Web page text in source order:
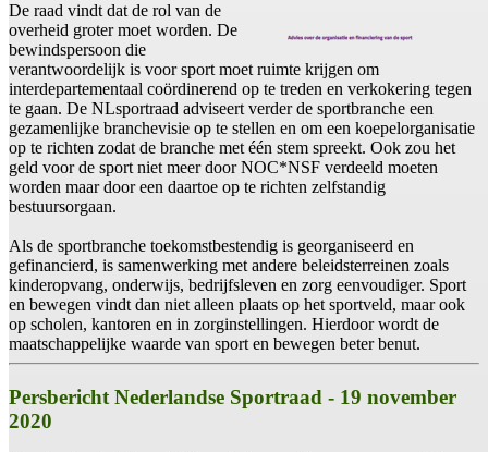
De raad vindt dat de rol van de
overheid groter moet worden. De
bewindspersoon die
verantwoordelijk is voor sport moet ruimte krijgen om
interdepartementaal coördinerend op te treden en verkokering tegen
te gaan. De NLsportraad adviseert verder de sportbranche een
gezamenlijke branchevisie op te stellen en om een koepelorganisatie
op te richten zodat de branche met één stem spreekt. Ook zou het
geld voor de sport niet meer door NOC*NSF verdeeld moeten
worden maar door een daartoe op te richten zelfstandig
bestuursorgaan.
Als de sportbranche toekomstbestendig is georganiseerd en
gefinancierd, is samenwerking met andere beleidsterreinen zoals
kinderopvang, onderwijs, bedrijfsleven en zorg eenvoudiger. Sport
en bewegen vindt dan niet alleen plaats op het sportveld, maar ook
op scholen, kantoren en in zorginstellingen. Hierdoor wordt de
maatschappelijke waarde van sport en bewegen beter benut.
Persbericht Nederlandse Sportraad - 19 november
2020